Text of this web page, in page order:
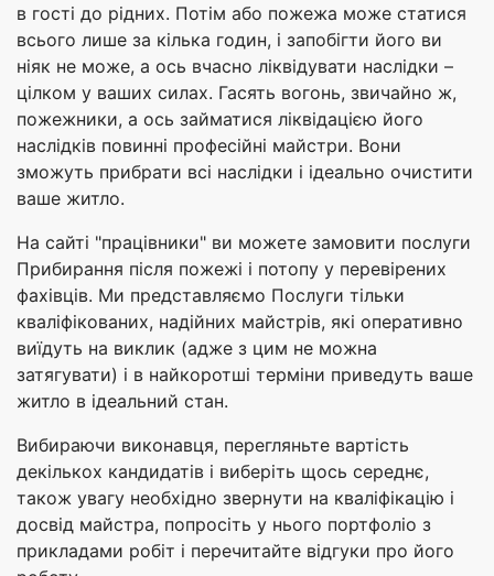
в гості до рідних. Потім або пожежа може статися
всього лише за кілька годин, і запобігти його ви
ніяк не може, а ось вчасно ліквідувати наслідки –
цілком у ваших силах. Гасять вогонь, звичайно ж,
пожежники, а ось займатися ліквідацією його
наслідків повинні професійні майстри. Вони
зможуть прибрати всі наслідки і ідеально очистити
ваше житло.
На сайті "працівники" ви можете замовити послуги
Прибирання після пожежі і потопу у перевірених
фахівців. Ми представляємо Послуги тільки
кваліфікованих, надійних майстрів, які оперативно
виїдуть на виклик (адже з цим не можна
затягувати) і в найкоротші терміни приведуть ваше
житло в ідеальний стан.
Вибираючи виконавця, перегляньте вартість
декількох кандидатів і виберіть щось середнє,
також увагу необхідно звернути на кваліфікацію і
досвід майстра, попросіть у нього портфоліо з
прикладами робіт і перечитайте відгуки про його